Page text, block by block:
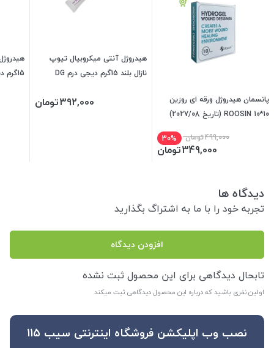
پانسمان هیدروژل ورقه ای روزین
10*10 ROOSIN (تاریخ 2027/08)
499,000تومان 30%
349,000تومان
هیدروژل آنتی میکروبیال تیوپ
نازال بلند 15گرم دیجی درم DG
392,000تومان
15گرم دیجی درم DG DERM PH0115
دیدگاه ها
تجربه خود را با ما به اشتراگ بگذارید
افزودن دیدگاه
تابحال دیدگاهی برای این محصول ثبت نشده
اولین نفری باشید که درباره این محصول دیدگاهی ثبت میکند
نصب وب اپلیکشن فروشگاه اینترنتی سیب 115